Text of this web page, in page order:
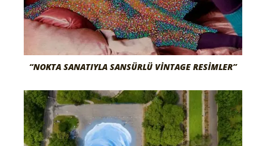
“NOKTA SANATIYLA SANSÜRLÜ VINTAGE RESIMLER”